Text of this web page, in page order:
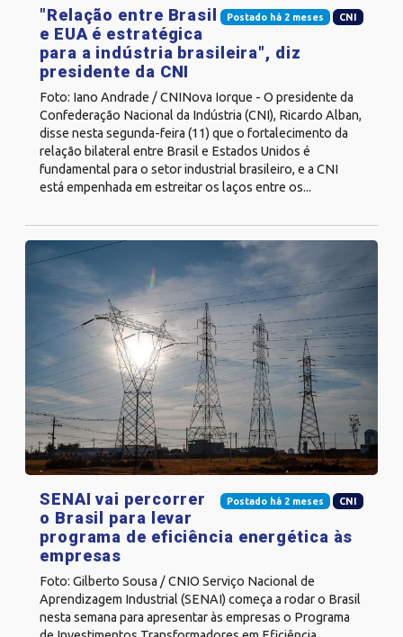
Postado há 2 meses CNI
"Relação entre Brasil
e EUA é estratégica
para a indústria brasileira", diz
presidente da CNI
Foto: Iano Andrade / CNINova Iorque - O presidente da
Confederação Nacional da Indústria (CNI), Ricardo Alban,
disse nesta segunda-feira (11) que o fortalecimento da
relação bilateral entre Brasil e Estados Unidos é
fundamental para o setor industrial brasileiro, e a CNI
está empenhada em estreitar os laços entre os...
Postado há 2 meses CNI
SENAI vai percorrer
o Brasil para levar
programa de eficiência energética às
empresas
Foto: Gilberto Sousa / CNIO Serviço Nacional de
Aprendizagem Industrial (SENAI) começa a rodar o Brasil
nesta semana para apresentar às empresas o Programa